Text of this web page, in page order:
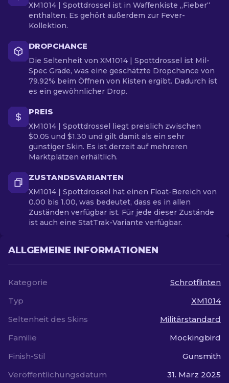
XM1014 | Spottdrossel ist in Waffenkiste „Fieber“
enthalten. Es gehört außerdem zur Fever-
Kollektion.
DROPCHANCE
Die Seltenheit von XM1014 | Spottdrossel ist Mil-
Spec Grade, was eine geschätzte Dropchance von
79.92% beim Öffnen von Kisten ergibt. Dadurch ist
es ein gewöhnlicher Drop.
PREIS
XM1014 | Spottdrossel liegt preislich zwischen
$0.05 und $1.30 und gilt damit als ein sehr
günstiger Skin. Es ist derzeit auf mehreren
Marktplätzen erhältlich.
ZUSTANDSVARIANTEN
XM1014 | Spottdrossel hat einen Float-Bereich von
0.00 bis 1.00, was bedeutet, dass es in allen
Zuständen verfügbar ist. Für jede dieser Zustände
ist auch eine StatTrak-Variante verfügbar.
ALLGEMEINE INFORMATIONEN
Kategorie
Schrotflinten
Typ
XM1014
Seltenheit des Skins
Militärstandard
Familie
Mockingbird
Finish-Stil
Gunsmith
Veröffentlichungsdatum
31. März 2025